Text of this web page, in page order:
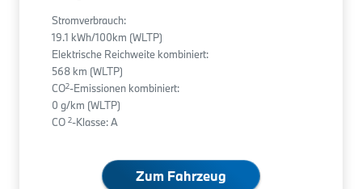
Stromverbrauch:
19.1 kWh/100km (WLTP)
Elektrische Reichweite kombiniert:
568 km (WLTP)
CO2-Emissionen kombiniert:
0 g/km (WLTP)
CO 2-Klasse: A
Zum Fahrzeug